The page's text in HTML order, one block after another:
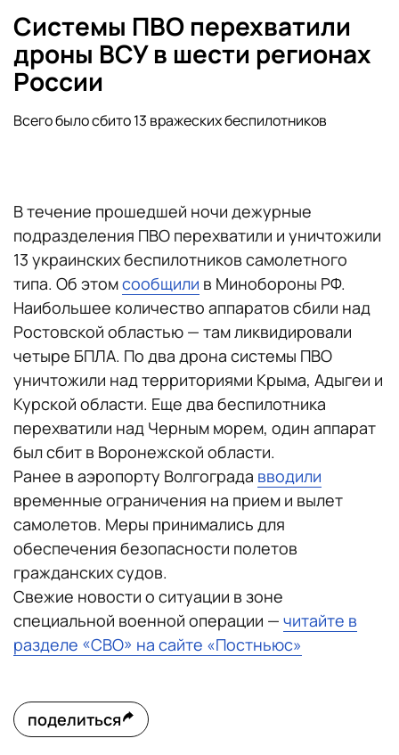
Системы ПВО перехватили
дроны ВСУ в шести регионах
России
Всего было сбито 13 вражеских беспилотников
В течение прошедшей ночи дежурные
подразделения ПВО перехватили и уничтожили
13 украинских беспилотников самолетного
типа. Об этомсообщили в Минобороны РФ.
Наибольшее количество аппаратов сбили над
Ростовской областью — там ликвидировали
четыре БПЛА. По два дрона системы ПВО
уничтожили над территориями Крыма, Адыгеи и
Курской области. Еще два беспилотника
перехватили над Черным морем, один аппарат
был сбит в Воронежской области.
Ранее в аэропорту Волгограда вводили
временные ограничения на прием и вылет
самолетов. Меры принимались для
обеспечения безопасности полетов
гражданских судов.
Свежие новости о ситуации в зоне
специальной военной операции — читайте в
разделе «СВО» на сайте «Постньюс»
поделиться